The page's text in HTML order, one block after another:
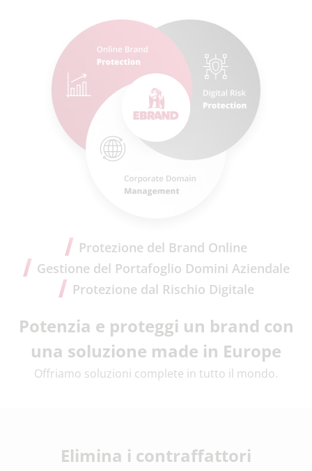
Protezione del Brand Online
Gestione del Portafoglio Domini Aziendale
Protezione dal Rischio Digitale
Potenzia e proteggi un brand con
una soluzione made in Europe
Offriamo soluzioni complete in tutto il mondo.
Elimina i contraffattori